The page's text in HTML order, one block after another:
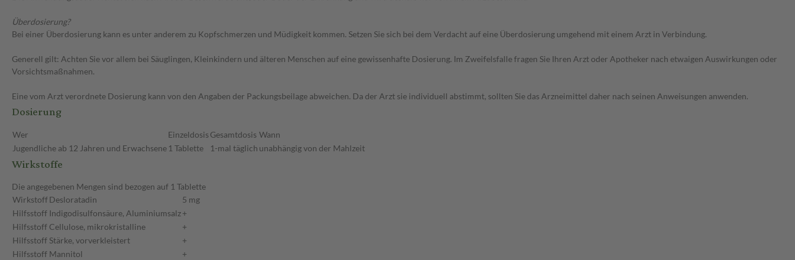
Überdosierung?
Bei einer Überdosierung kann es unter anderem zu Kopfschmerzen und Müdigkeit kommen. Setzen Sie sich bei dem Verdacht auf eine Überdosierung umgehend mit einem Arzt in Verbindung.
Generell gilt: Achten Sie vor allem bei Säuglingen, Kleinkindern und älteren Menschen auf eine gewissenhafte Dosierung. Im Zweifelsfalle fragen Sie Ihren Arzt oder Apotheker nach etwaigen Auswirkungen oder
Vorsichtsmaßnahmen.
Eine vom Arzt verordnete Dosierung kann von den Angaben der Packungsbeilage abweichen. Da der Arzt sie individuell abstimmt, sollten Sie das Arzneimittel daher nach seinen Anweisungen anwenden.
Dosierung
Wer Einzeldosis Gesamtdosis Wann
Jugendliche ab 12 Jahren und Erwachsene 1 Tablette 1-mal täglich unabhängig von der Mahlzeit
Wirkstoffe
Die angegebenen Mengen sind bezogen auf 1 Tablette
WirkstoffDesloratadin
5 mg
Hilfsstoff Indigodisulfonsäure, Aluminiumsalz+
Hilfsstoff Cellulose, mikrokristalline
+
Hilfsstoff Stärke, vorverkleistert
+
Hilfsstoff Mannitol
+